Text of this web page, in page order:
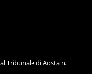
Tribunale di Aosta n.